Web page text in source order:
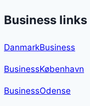
Business links
DanmarkBusiness
BusinessKøbenhavn
BusinessOdense